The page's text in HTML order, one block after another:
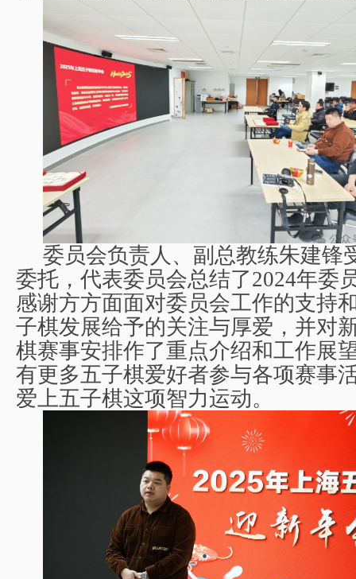
委员会负责人、副总教练朱建锋
委托，代表委员会总结了2024年委
感谢方方面面对委员会工作的支持
子棋发展给予的关注与厚爱，并对
棋赛事安排作了重点介绍和工作展
有更多五子棋爱好者参与各项赛事
爱上五子棋这项智力运动。